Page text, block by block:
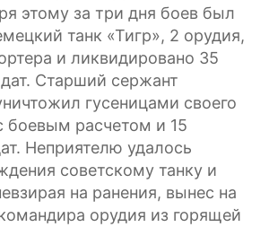
этому за три дня боев был
танк «Тигр», 2 орудия,
и ликвидировано 35
Старший сержант
гусеницами своего
боевым расчетом и 15
Неприятелю удалось
советскому танку и
на ранения, вынес на
орудия из горящей